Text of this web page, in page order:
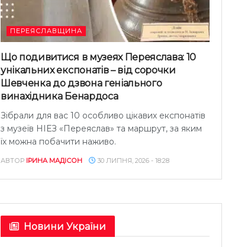
ПЕРЕЯСЛАВЩИНА
Що подивитися в музеях Переяслава: 10
унікальних експонатів – від сорочки
Шевченка до дзвона геніального
винахідника Бенардоса
Зібрали для вас 10 особливо цікавих експонатів
з музеїв НІЕЗ «Переяслав» та маршрут, за яким
їх можна побачити наживо.
АВТОР ІРИНА МАДІСОН 30 ЛИПНЯ, 2026 - 18:28
Новини України